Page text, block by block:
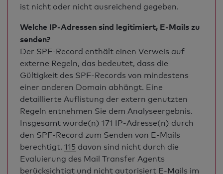
ist nicht oder nicht ausreichend gegeben.
Welche IP-Adressen sind legitimiert, E-Mails zu
senden?
Der SPF-Record enthält einen Verweis auf
externe Regeln, das bedeutet, dass die
Gültigkeit des SPF-Records von mindestens
einer anderen Domain abhängt. Eine
detaillierte Auflistung der extern genutzten
Regeln entnehmen Sie dem Analyseergebnis.
Insgesamt wurde(n) 171 IP-Adresse(n) durch
den SPF-Record zum Senden von E-Mails
berechtigt. 115 davon sind nicht durch die
Evaluierung des Mail Transfer Agents
berücksichtigt und nicht autorisiert E-Mails im